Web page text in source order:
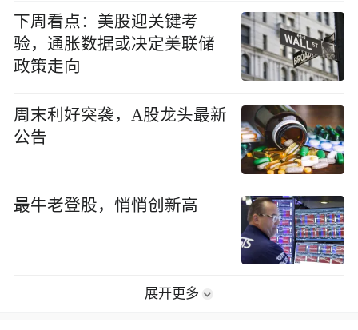
下周看点：美股迎关键考
验，通胀数据或决定美联储
政策走向
周末利好突袭，A股龙头最新
公告
最牛老登股，悄悄创新高
展开更多